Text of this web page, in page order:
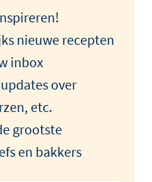
nieuwe recepten
inbox
over
etc.
grootste
en bakkers